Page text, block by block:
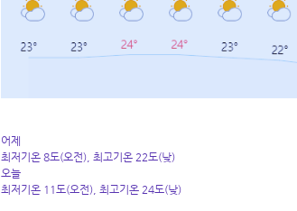
어제
최저기온 8도(오전), 최고기온 22도(낮)
오늘
최저기온 11도(오전), 최고기온 24도(낮)